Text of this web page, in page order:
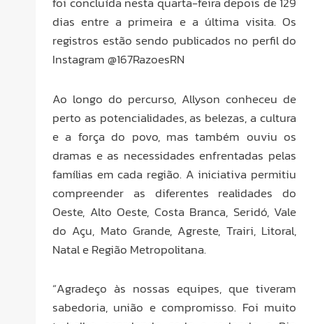
dias entre a primeira e a última visita. Os
registros estão sendo publicados no perfil do
Instagram @167RazoesRN
Ao longo do percurso, Allyson conheceu de
perto as potencialidades, as belezas, a cultura
e a força do povo, mas também ouviu os
dramas e as necessidades enfrentadas pelas
famílias em cada região. A iniciativa permitiu
compreender as diferentes realidades do
Oeste, Alto Oeste, Costa Branca, Seridó, Vale
do Açu, Mato Grande, Agreste, Trairi, Litoral,
Natal e Região Metropolitana.
“Agradeço às nossas equipes, que tiveram
sabedoria, união e compromisso. Foi muito